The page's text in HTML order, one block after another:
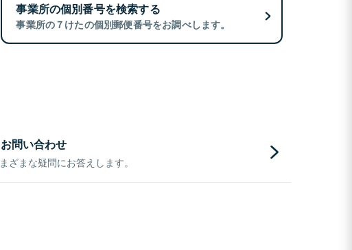
事業所の個別番号を検索する
事業所の７けたの個別郵便番号をお調べします。
問い合わせ
ざまな疑問にお答えします。